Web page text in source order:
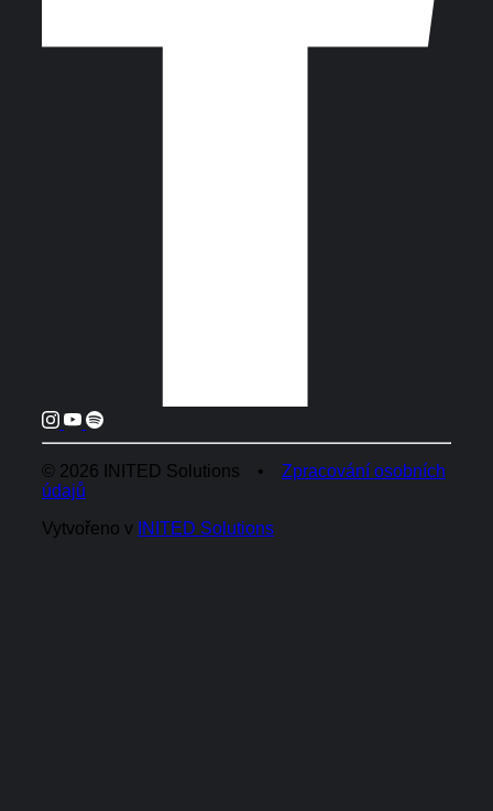
© 2026 INITED Solutions • Zpracování osobních
údajů
Vytvořeno v INITED Solutions